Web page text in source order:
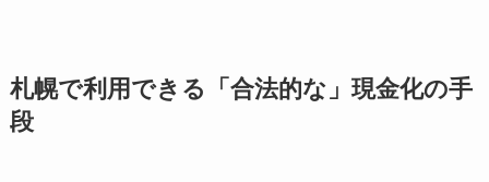
札幌で利用できる「合法的な」現金化の手
段